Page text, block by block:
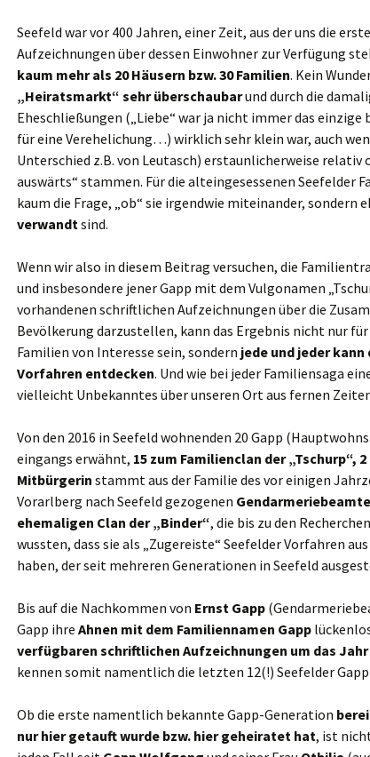
Seefeld war vor 400 Jahren, einer Zeit, aus der uns die
Aufzeichnungen über dessen Einwohner zur Verfügung
kaum mehr als 20 Häusern bzw. 30 Familien. Kein
„Heiratsmarkt“ sehr überschaubarund durch die
Eheschließungen („Liebe“ war ja nicht immer das einzige
für eine Verehelichung…) wirklich sehr klein war, auch
Unterschied z.B. von Leutasch) erstaunlicherweise relativ
auswärts“ stammen. Für die alteingesessenen Seefelder
kaum die Frage, „ob“ sie irgendwie miteinander, sondern
verwandtsind.
Wenn wir also in diesem Beitrag versuchen, die
und insbesondere jener Gapp mit dem Vulgonamen
vorhandenen schriftlichen Aufzeichnungen über die
Bevölkerung darzustellen, kann das Ergebnis nicht nur
Familien von Interesse sein, sondern jede und jeder
Vorfahren entdecken. Und wie bei jeder Familiensaga
vielleicht Unbekanntes über unseren Ort aus fernen
Von den 2016 in Seefeld wohnenden 20 Gapp
eingangs erwähnt, 15 zum Familienclan der „Tschurp“,
Mitbürgerin stammt aus der Familie des vor einigen
Vorarlberg nach Seefeld gezogenen
ehemaligen Clan der „Binder“, die bis zu den
wussten, dass sie als „Zugereiste“ Seefelder Vorfahren
haben, der seit mehreren Generationen in Seefeld
Bis auf die Nachkommen von Ernst Gapp
Gapp ihre Ahnen mit dem Familiennamen Gapp
verfügbaren schriftlichen Aufzeichnungen um das Jahr
kennen somit namentlich die letzten 12(!) Seefelder
Ob die erste namentlich bekannte Gapp-Generation
nur hier getauft wurde bzw. hier geheiratet hat, ist